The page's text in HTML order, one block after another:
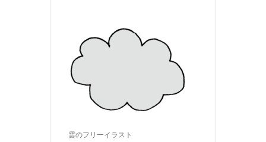
雲のフリーイラスト